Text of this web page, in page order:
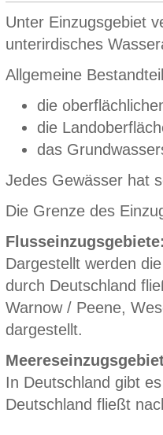
Unter Einzugsgebiet
unterirdisches
Allgemeine
die
die
das
Jedes Gewässer hat
Die Grenze des
Dargestellt werden
durch Deutschland
Warnow / Peene,
dargestellt.
In Deutschland gibt
Deutschland fließt